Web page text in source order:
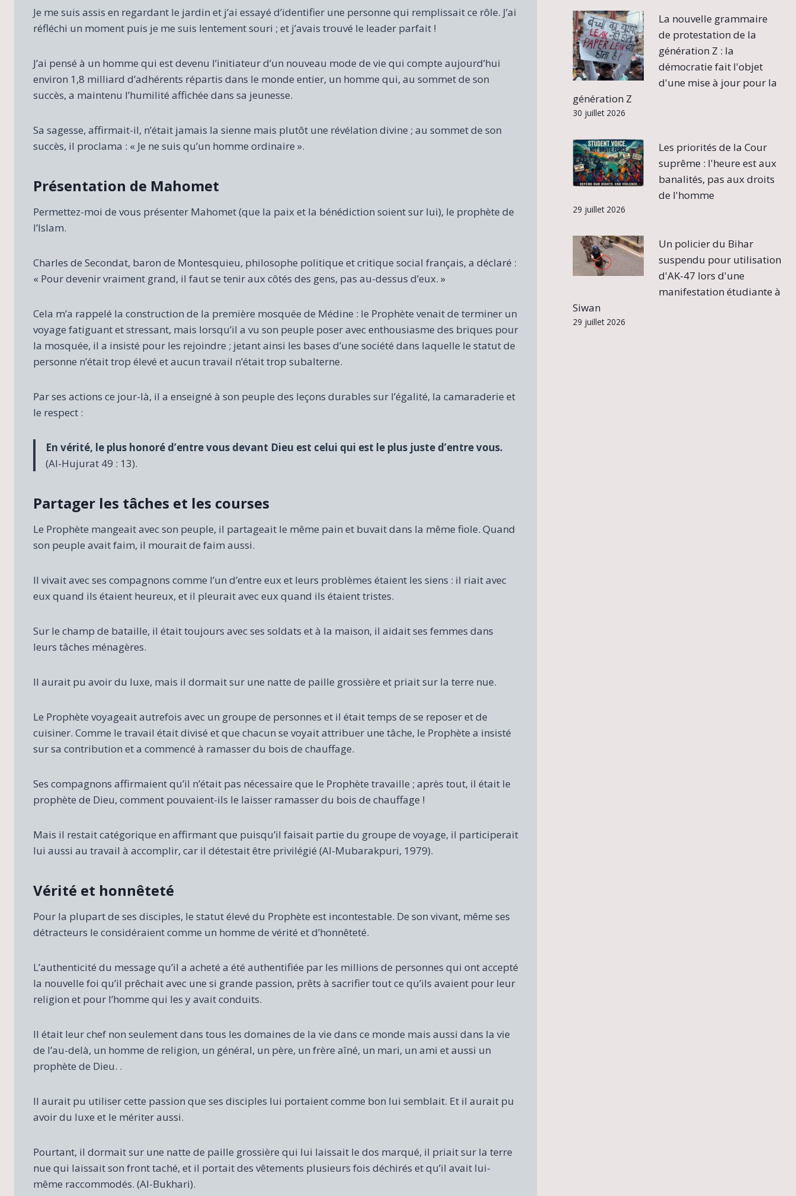
Je me suis assis en regardant le jardin et j’ai essayé d’identifier une personne qui remplissait ce rôle. J’ai
réfléchi un moment puis je me suis lentement souri ; et j’avais trouvé le leader parfait !
J’ai pensé à un homme qui est devenu l’initiateur d’un nouveau mode de vie qui compte aujourd’hui
environ 1,8 milliard d’adhérents répartis dans le monde entier, un homme qui, au sommet de son
succès, a maintenu l’humilité affichée dans sa jeunesse.
Sa sagesse, affirmait-il, n’était jamais la sienne mais plutôt une révélation divine ; au sommet de son
succès, il proclama : « Je ne suis qu’un homme ordinaire ».
Présentation de Mahomet
Permettez-moi de vous présenter Mahomet (que la paix et la bénédiction soient sur lui), le prophète de
l’Islam.
Charles de Secondat, baron de Montesquieu, philosophe politique et critique social français, a déclaré :
« Pour devenir vraiment grand, il faut se tenir aux côtés des gens, pas au-dessus d’eux. »
Cela m’a rappelé la construction de la première mosquée de Médine : le Prophète venait de terminer un
voyage fatiguant et stressant, mais lorsqu’il a vu son peuple poser avec enthousiasme des briques pour
la mosquée, il a insisté pour les rejoindre ; jetant ainsi les bases d’une société dans laquelle le statut de
personne n’était trop élevé et aucun travail n’était trop subalterne.
Par ses actions ce jour-là, il a enseigné à son peuple des leçons durables sur l’égalité, la camaraderie et
le respect :
En vérité, le plus honoré d’entre vous devant Dieu est celui qui est le plus juste d’entre vous.
(Al-Hujurat 49 : 13).
Partager les tâches et les courses
Le Prophète mangeait avec son peuple, il partageait le même pain et buvait dans la même fiole. Quand
son peuple avait faim, il mourait de faim aussi.
Il vivait avec ses compagnons comme l’un d’entre eux et leurs problèmes étaient les siens : il riait avec
eux quand ils étaient heureux, et il pleurait avec eux quand ils étaient tristes.
Sur le champ de bataille, il était toujours avec ses soldats et à la maison, il aidait ses femmes dans
leurs tâches ménagères.
Il aurait pu avoir du luxe, mais il dormait sur une natte de paille grossière et priait sur la terre nue.
Le Prophète voyageait autrefois avec un groupe de personnes et il était temps de se reposer et de
cuisiner. Comme le travail était divisé et que chacun se voyait attribuer une tâche, le Prophète a insisté
sur sa contribution et a commencé à ramasser du bois de chauffage.
Ses compagnons affirmaient qu’il n’était pas nécessaire que le Prophète travaille ; après tout, il était le
prophète de Dieu, comment pouvaient-ils le laisser ramasser du bois de chauffage !
Mais il restait catégorique en affirmant que puisqu’il faisait partie du groupe de voyage, il participerait
lui aussi au travail à accomplir, car il détestait être privilégié (Al-Mubarakpuri, 1979).
Vérité et honnêteté
Pour la plupart de ses disciples, le statut élevé du Prophète est incontestable. De son vivant, même ses
détracteurs le considéraient comme un homme de vérité et d’honnêteté.
L’authenticité du message qu’il a acheté a été authentifiée par les millions de personnes qui ont accepté
la nouvelle foi qu’il prêchait avec une si grande passion, prêts à sacrifier tout ce qu’ils avaient pour leur
religion et pour l’homme qui les y avait conduits.
Il était leur chef non seulement dans tous les domaines de la vie dans ce monde mais aussi dans la vie
de l’au-delà, un homme de religion, un général, un père, un frère aîné, un mari, un ami et aussi un
prophète de Dieu. .
Il aurait pu utiliser cette passion que ses disciples lui portaient comme bon lui semblait. Et il aurait pu
avoir du luxe et le mériter aussi.
Pourtant, il dormait sur une natte de paille grossière qui lui laissait le dos marqué, il priait sur la terre
nue qui laissait son front taché, et il portait des vêtements plusieurs fois déchirés et qu’il avait lui-
même raccommodés. (Al-Bukhari).
La nouvelle grammaire
de protestation de la
génération Z : la
démocratie fait l'objet
d'une mise à jour pour la
génération Z
30 juillet 2026
Les priorités de la Cour
suprême : l'heure est aux
banalités, pas aux droits
de l'homme
29 juillet 2026
Un policier du Bihar
suspendu pour utilisation
d'AK-47 lors d'une
manifestation étudiante à
Siwan
29 juillet 2026